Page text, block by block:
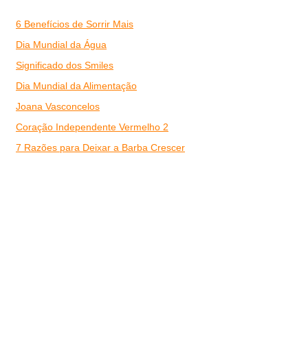
6 Benefícios de Sorrir Mais
Dia Mundial da Água
Significado dos Smiles
Dia Mundial da Alimentação
Joana Vasconcelos
Coração Independente Vermelho 2
7 Razões para Deixar a Barba Crescer